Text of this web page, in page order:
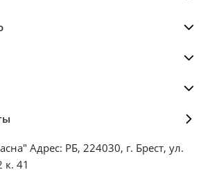
Адрес: РБ, 224030, г. Брест, ул.
к. 41